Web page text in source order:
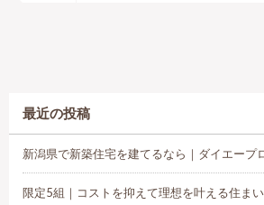
最近の投稿
新潟県で新築住宅を建てるなら｜ダイエープ
限定5組｜コストを抑えて理想を叶える住ま